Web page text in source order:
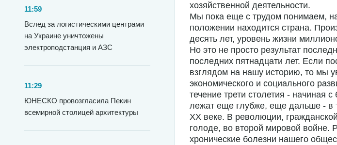
11:59
Вслед за логистическими центрами
на Украине уничтожены
электроподстанция и АЗС
11:29
ЮНЕСКО провозгласила Пекин
всемирной столицей архитектуры
хозяйственной деятельности.
Мы пока еще с трудом понимаем,
положении находится страна.
десять лет, уровень жизни
Но это не просто результат
последних пятнадцати лет. Если
взглядом на нашу историю, то мы
экономического и социального
течение трети столетия - начиная
лежат еще глубже, еще дальше - в
XX веке. В революции,
голоде, во второй мировой войне.
хронические болезни нашего